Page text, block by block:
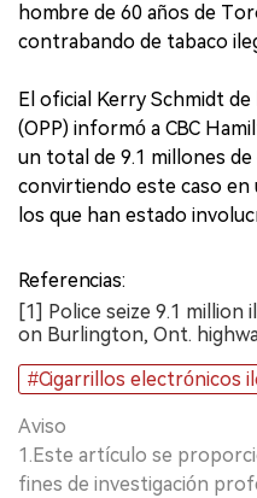
hombre de 60 años de
contrabando de tabaco
El oficial Kerry Schmidt
(OPP) informó a CBC
un total de 9.1 millones de
convirtiendo este caso en
los que han estado
Referencias:
[1] Police seize 9.1
on Burlington, Ont.
#Cigarrillos electrónicos
Aviso
1.Este artículo se
fines de investigación